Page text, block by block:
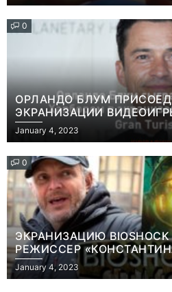
0
ОРЛАНДО БЛУМ
ЭКРАНИЗАЦИИ ВИДЕОИГРЫ
January 4, 2023
0
ЭКРАНИЗАЦИЮ
РЕЖИССЕР
ИГР»
January 4, 2023